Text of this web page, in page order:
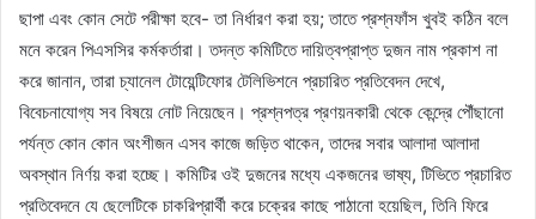
ছাপা এবং কোন সেটে পরীক্ষা হবে- তা নির্ধারণ করা হয়; তাতে প্রশ্নফাঁস খুবই কঠিন বলে
মনে করেন পিএসসির কর্মকর্তারা। তদন্ত কমিটিতে দায়িত্বপ্রাপ্ত দুজন নাম প্রকাশ না
করে জানান, তারা চ্যানেল টোয়েন্টিফোর টেলিভিশনে প্রচারিত প্রতিবেদন দেখে,
বিবেচনাযোগ্য সব বিষয়ে নোট নিয়েছেন। প্রশ্নপত্র প্রণয়নকারী থেকে কেন্দ্রে পৌঁছানো
পর্যন্ত কোন কোন অংশীজন এসব কাজে জড়িত থাকেন, তাদের সবার আলাদা আলাদা
অবস্থান নির্ণয় করা হচ্ছে। কমিটির ওই দুজনের মধ্যে একজনের ভাষ্য, টিভিতে প্রচারিত
প্রতিবেদনে যে ছেলেটিকে চাকরিপ্রার্থী করে চক্রের কাছে পাঠানো হয়েছিল, তিনি ফিরে